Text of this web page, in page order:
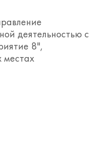
деятельностью с
8",
местах